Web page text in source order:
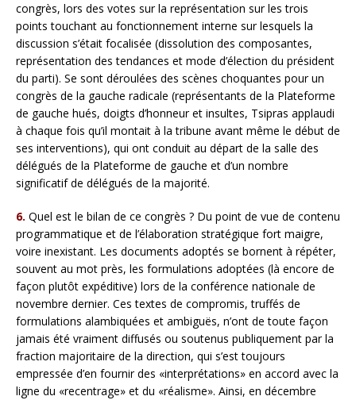
congrès, lors des votes sur la représentation sur les trois
points touchant au fonctionnement interne sur lesquels la
discussion s’était focalisée (dissolution des composantes,
représentation des tendances et mode d’élection du président
du parti). Se sont déroulées des scènes choquantes pour un
congrès de la gauche radicale (représentants de la Plateforme
de gauche hués, doigts d’honneur et insultes, Tsipras applaudi
à chaque fois qu’il montait à la tribune avant même le début de
ses interventions), qui ont conduit au départ de la salle des
délégués de la Plateforme de gauche et d’un nombre
significatif de délégués de la majorité.
6. Quel est le bilan de ce congrès ? Du point de vue de contenu
programmatique et de l’élaboration stratégique fort maigre,
voire inexistant. Les documents adoptés se bornent à répéter,
souvent au mot près, les formulations adoptées (là encore de
façon plutôt expéditive) lors de la conférence nationale de
novembre dernier. Ces textes de compromis, truffés de
formulations alambiquées et ambiguës, n’ont de toute façon
jamais été vraiment diffusés ou soutenus publiquement par la
fraction majoritaire de la direction, qui s’est toujours
empressée d’en fournir des «interprétations» en accord avec la
ligne du «recentrage» et du «réalisme». Ainsi, en décembre